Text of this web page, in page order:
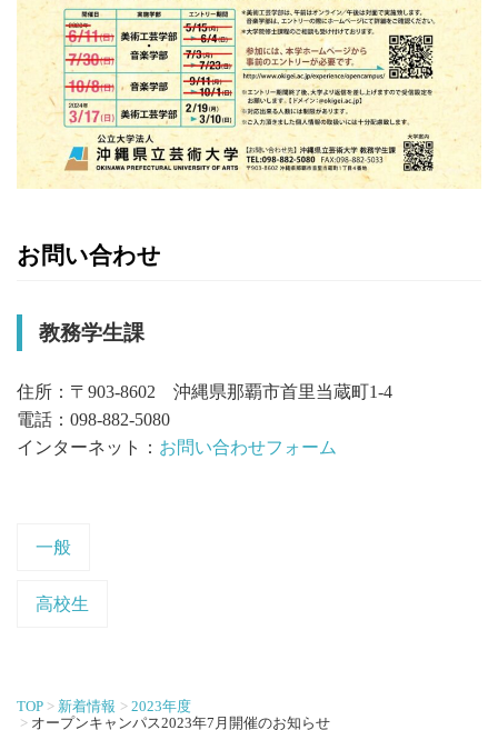
お問い合わせ
教務学生課
住所：〒903-8602 沖縄県那覇市首里当蔵町1-4
電話：098-882-5080
インターネット： お問い合わせフォーム
一般
高校生
TOP 新着情報
2023年度
オープンキャンパス2023年7月開催のお知らせ